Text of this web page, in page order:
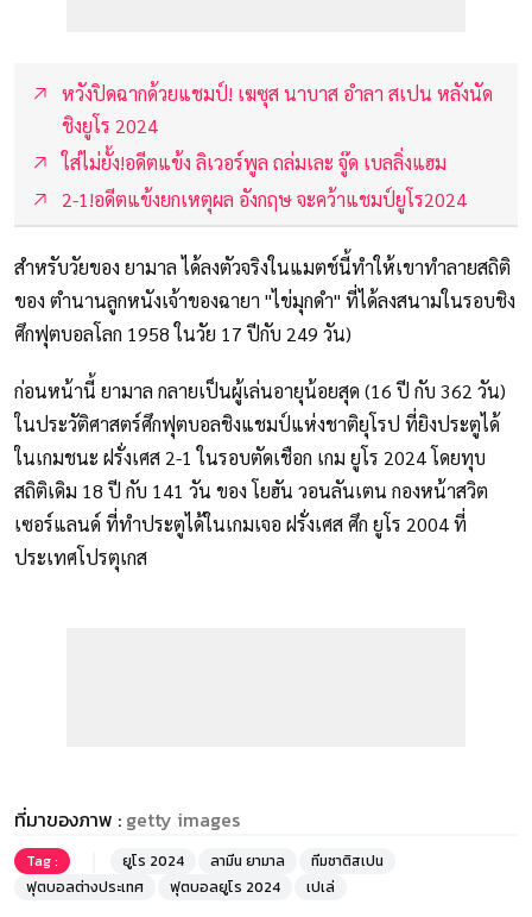
หวังปิดฉากด้วยแชมป์! เฆซุส นาบาส อำลา สเปน หลังนัด
ชิงยูโร 2024
ใส่ไม่ยั้ง!อดีตแข้ง ลิเวอร์พูล ถล่มเละ จู๊ด เบลลิ่งแฮม
2-1!อดีตแข้งยกเหตุผล อังกฤษ จะคว้าแชมป์ยูโร2024
สำหรับวัยของ ยามาล ได้ลงตัวจริงในแมตช์นี้ทำให้เขาทำลายสถิติ
ของ ตำนานลูกหนังเจ้าของฉายา "ไข่มุกดำ" ที่ได้ลงสนามในรอบชิง
ศึกฟุตบอลโลก 1958 ในวัย 17 ปีกับ 249 วัน)
ก่อนหน้านี้ ยามาล กลายเป็นผู้เล่นอายุน้อยสุด (16 ปี กับ 362 วัน)
ในประวัติศาสตร์ศึกฟุตบอลชิงแชมป์แห่งชาติยุโรป ที่ยิงประตูได้
ในเกมชนะ ฝรั่งเศส 2-1 ในรอบตัดเชือก เกม ยูโร 2024 โดยทุบ
สถิติเดิม 18 ปี กับ 141 วัน ของ โยฮัน วอนลันเตน กองหน้าสวิต
เซอร์แลนด์ ที่ทำประตูได้ในเกมเจอ ฝรั่งเศส ศึก ยูโร 2004 ที่
ประเทศโปรตุเกส
ที่มาของภาพ : getty images
Tag : ยูโร 2024 ลามีน ยามาล
ทีมชาติสเปน
ฟุตบอลต่างประเทศ
ฟุตบอลยูโร 2024 เปเล่